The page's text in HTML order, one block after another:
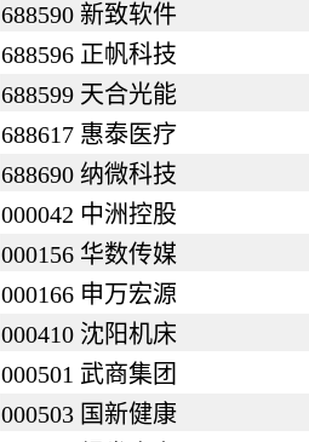
688590 新致软件
688596 正帆科技
688599 天合光能
688617 惠泰医疗
688690 纳微科技
000042 中洲控股
000156 华数传媒
000166 申万宏源
000410 沈阳机床
000501 武商集团
000503 国新健康